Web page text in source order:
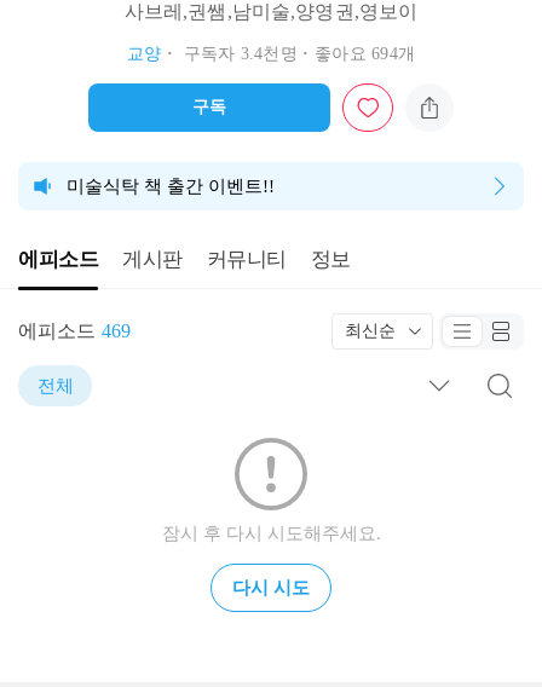
사브레,권쌤,남미술,양영권,영보이
교양 구독자 3.4천명 좋아요 694개
구독
미술식탁 책 출간 이벤트!!
에피소드 게시판 커뮤니티 정보
에피소드 469 최신순
전체
잠시 후 다시 시도해주세요.
다시 시도